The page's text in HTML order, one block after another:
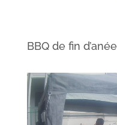
BBQ de fin d’anée